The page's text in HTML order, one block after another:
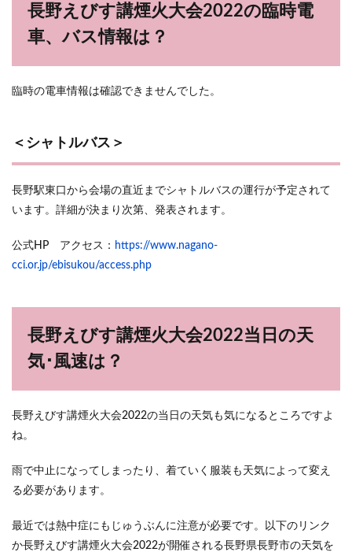
長野えびす講煙火大会2022の臨時電
車、バス情報は？
臨時の電車情報は確認できませんでした。
＜シャトルバス＞
長野駅東口から会場の直近までシャトルバスの運行が予定されて
います。詳細が決まり次第、発表されます。
公式HP アクセス： https://www.nagano-
cci.or.jp/ebisukou/access.php
長野えびす講煙火大会2022当日の天
気･風速は？
長野えびす講煙火大会2022の当日の天気も気になるところですよ
ね。
雨で中止になってしまったり、着ていく服装も天気によって変え
る必要があります。
最近では熱中症にもじゅうぶんに注意が必要です。以下のリンク
か長野えびす講煙火大会2022が開催される長野県長野市の天気を